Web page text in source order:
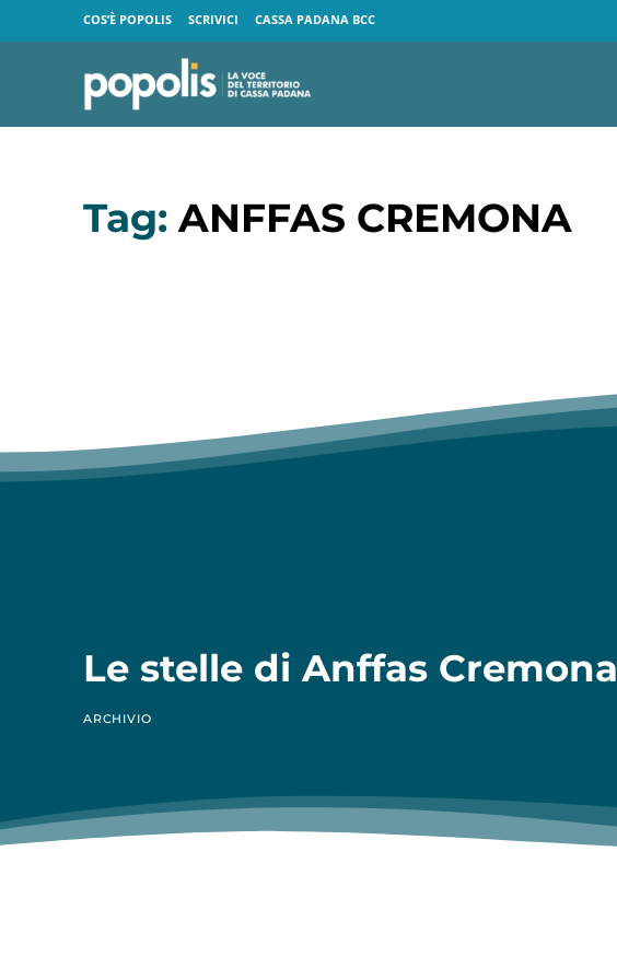
COS’È POPOLIS SCRIVICI CASSA PADANA BCC
Tag:ANFFAS CREMONA
Le stelle di Anffas Cremona
ARCHIVIO